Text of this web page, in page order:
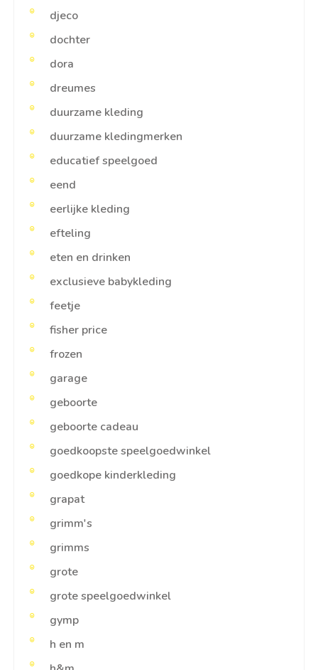
djeco
dochter
dora
dreumes
duurzame kleding
duurzame kledingmerken
educatief speelgoed
eend
eerlijke kleding
efteling
eten en drinken
exclusieve babykleding
feetje
fisher price
frozen
garage
geboorte
geboorte cadeau
goedkoopste speelgoedwinkel
goedkope kinderkleding
grapat
grimm's
grimms
grote
grote speelgoedwinkel
gymp
h en m